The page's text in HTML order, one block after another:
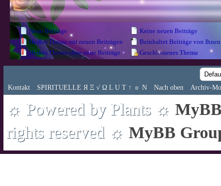
Neue Beiträge
Heißes Thema mit neuen Beiträgen
Heißes Thema ohne neue Beiträge
Keine neuen Beiträge
Beinhaltet Beiträge von Ihnen
Geschlossenes Thema
Kontakt SPIRITUELLE Я Ξ √ Ω L U T ↑ ☼ N Nach oben Archiv-
☼ Powered by Plants ☼
rights reserved ☼ MyBB